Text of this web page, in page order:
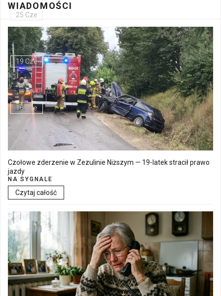
25 Cze
Bezpłatna mammografia w Cycowie
19 Cze
Walne Zgromadzenie w SM "Batory" już 19 czerwca w Łęcznej
18 Cze
WIADOMOŚCI
Czołowe zderzenie w Zezulinie Niższym — 19-latek stracił prawo
jazdy
NA SYGNALE
Czytaj całość